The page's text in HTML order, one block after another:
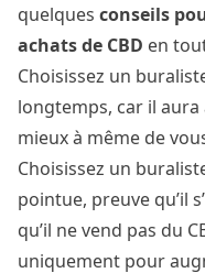
quelques conseils
achats de CBD en
Choisissez un
longtemps, car il aura
mieux à même de
Choisissez un
pointue, preuve qu’il
qu’il ne vend pas du
uniquement pour